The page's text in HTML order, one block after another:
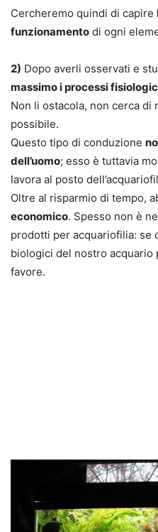
Cercheremo quindi di capire
funzionamento di ogni
2) Dopo averli osservati e
massimo i processi
Non li ostacola, non cerca
possibile.
Questo tipo di conduzione
dell’uomo; esso è tuttavia
lavora al posto
Oltre al risparmio di tempo,
economico. Spesso non è
prodotti per acquariofilia: se
biologici del nostro
favore.